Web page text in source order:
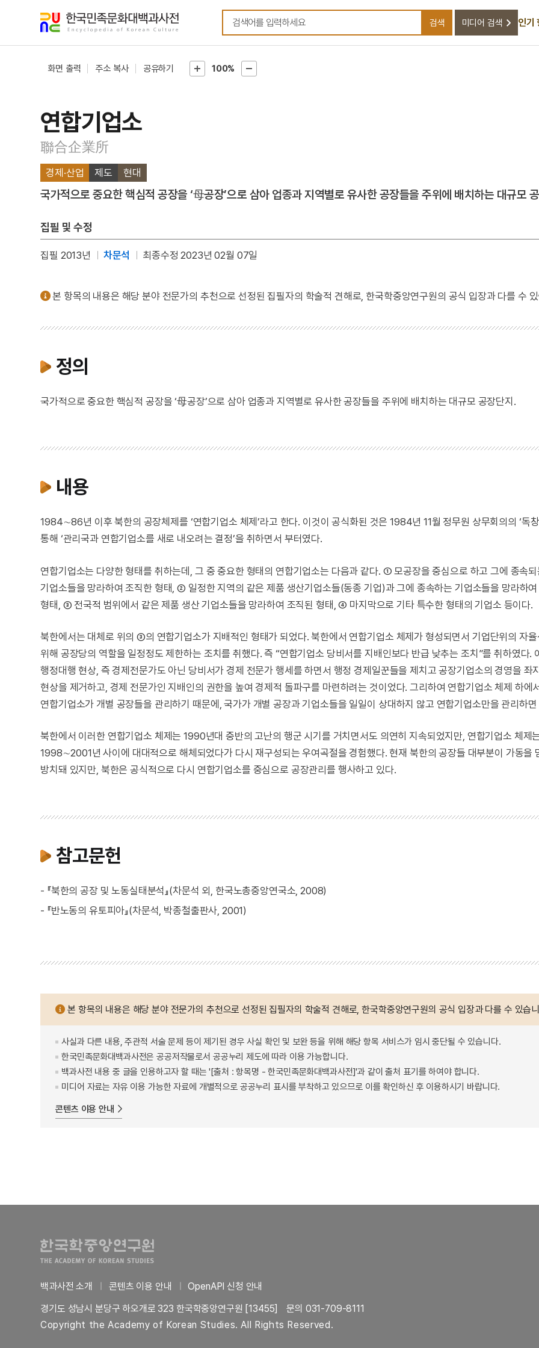
검색어를 입력하세요
검색 미디어 검색 인기
화면 출력 주소 복사 공유하기 100%
연합기업소
聯合企業所
경제·산업 제도 현대
국가적으로 중요한 핵심적 공장을 ‘母공장’으로 삼아 업종과 지역별로 유사한 공장들을 주위에 배치하는 대규모
집필 및 수정
집필 2013년 차문석 최종수정 2023년 02월 07일
본 항목의 내용은 해당 분야 전문가의 추천으로 선정된 집필자의 학술적 견해로, 한국학중앙연구원의 공식 입장과 다를 수
정의
국가적으로 중요한 핵심적 공장을 ‘母공장’으로 삼아 업종과 지역별로 유사한 공장들을 주위에 배치하는 대규모 공장단지.
내용
1984∼86년 이후 북한의 공장체제를 ‘연합기업소 체제’라고 한다. 이것이 공식화된 것은 1984년 11월 정무원 상무회의의 ‘독
통해 ‘관리국과 연합기업소를 새로 내오려는 결정’을 취하면서 부터였다.
연합기업소는 다양한 형태를 취하는데, 그 중 중요한 형태의 연합기업소는 다음과 같다. ➀ 모공장을 중심으로 하고 그에 종속
기업소들을 망라하여 조직한 형태, ➁ 일정한 지역의 같은 제품 생산기업소들(동종 기업)과 그에 종속하는 기업소들을 망라하
형태, ➂ 전국적 범위에서 같은 제품 생산 기업소들을 망라하여 조직된 형태, ➃ 마지막으로 기타 특수한 형태의 기업소 등이다.
북한에서는 대체로 위의 ➂의 연합기업소가 지배적인 형태가 되었다. 북한에서 연합기업소 체제가 형성되면서 기업단위의 자
위해 공장당의 역할을 일정정도 제한하는 조치를 취했다. 즉 “연합기업소 당비서를 지배인보다 반급 낮추는 조치”를 취하였다.
행정대행 현상, 즉 경제전문가도 아닌 당비서가 경제 전문가 행세를 하면서 행정 경제일꾼들을 제치고 공장기업소의 경영을 좌
현상을 제거하고, 경제 전문가인 지배인의 권한을 높여 경제적 돌파구를 마련하려는 것이었다. 그리하여 연합기업소 체제 하에
연합기업소가 개별 공장들을 관리하기 때문에, 국가가 개별 공장과 기업소들을 일일이 상대하지 않고 연합기업소만을 관리하
북한에서 이러한 연합기업소 체제는 1990년대 중반의 고난의 행군 시기를 거치면서도 의연히 지속되었지만, 연합기업소 체제
1998∼2001년 사이에 대대적으로 해체되었다가 다시 재구성되는 우여곡절을 경험했다. 현재 북한의 공장들 대부분이 가동을
방치돼 있지만, 북한은 공식적으로 다시 연합기업소를 중심으로 공장관리를 행사하고 있다.
참고문헌
- 『북한의 공장 및 노동실태분석』(차문석 외, 한국노총중앙연국소, 2008)
- 『반노동의 유토피아』(차문석, 박종철출판사, 2001)
본 항목의 내용은 해당 분야 전문가의 추천으로 선정된 집필자의 학술적 견해로, 한국학중앙연구원의 공식 입장과 다를 수 있습
사실과 다른 내용, 주관적 서술 문제 등이 제기된 경우 사실 확인 및 보완 등을 위해 해당 항목 서비스가 임시 중단될 수 있습니다.
한국민족문화대백과사전은 공공저작물로서 공공누리 제도에 따라 이용 가능합니다.
백과사전 내용 중 글을 인용하고자 할 때는 '[출처 : 항목명 - 한국민족문화대백과사전]'과 같이 출처 표기를 하여야 합니다.
미디어 자료는 자유 이용 가능한 자료에 개별적으로 공공누리 표시를 부착하고 있으므로 이를 확인하신 후 이용하시기 바랍니다.
콘텐츠 이용 안내
백과사전 소개 콘텐츠 이용 안내
OpenAPI 신청 안내
경기도 성남시 분당구 하오개로 323 한국학중앙연구원 [13455]
문의 031-709-8111
Copyright the Academy of Korean Studies. All Rights Reserved.